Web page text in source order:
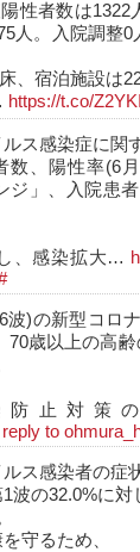
性者数は1322
人。入院調整0
、宿泊施設は
https://t.co/
ス感染症に関
数、陽性率(6
ジ」、入院患
、感染拡大…
)の新型コロ
70歳以上の高
防止対策
reply to
ス感染者の症
波の32.0%に対
守るため、